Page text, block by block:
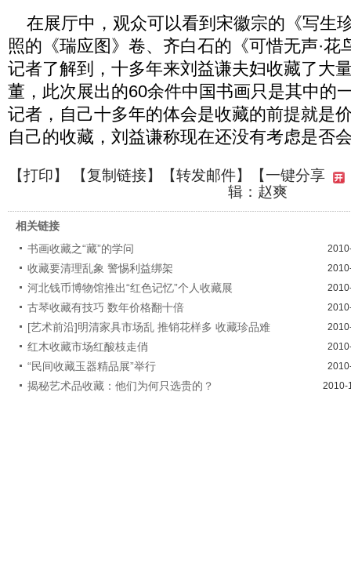
在展厅中，观众可以看到宋徽宗的《写生
照的《瑞应图》卷、齐白石的《可惜无声·花
记者了解到，十多年来刘益谦夫妇收藏了大
董，此次展出的60余件中国书画只是其中的
记者，自己十多年的体会是收藏的前提就是
自己的收藏，刘益谦称现在还没有考虑是否
【打印】 【复制链接】【转发邮件】
【一键分享
辑：赵爽
相关链接
书画收藏之“藏”的学问
收藏要清理乱象 警惕利益绑架
河北钱币博物馆推出“红色记忆”个人收藏展
古琴收藏有技巧 数年价格翻十倍
[艺术前沿]明清家具市场乱 推销花样多 收藏珍品难
红木收藏市场红酸枝走俏
“民间收藏玉器精品展”举行
揭秘艺术品收藏：他们为何只选贵的？ 2010-